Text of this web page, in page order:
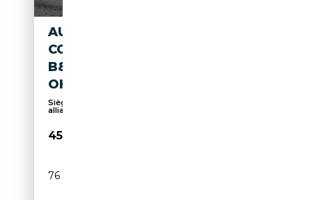
AUDI Q8 E-TRON 106 KWH 55
COMPETITION -
B&O/ADAPTIVECC/TOWBAR/S
OH = 94%
Sièges sport, Éclairage d'ambiance, Jantes
alliage...
45 950€
76 500 km